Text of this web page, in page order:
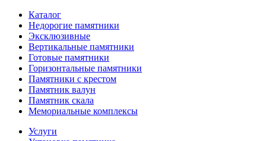
Каталог
Недорогие памятники
Эксклюзивные
Вертикальные памятники
Готовые памятники
Горизонтальные памятники
Памятники с крестом
Памятник валун
Памятник скала
Мемориальные комплексы
Услуги